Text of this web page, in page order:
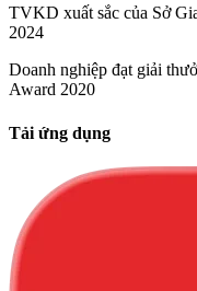
TVKD xuất sắc của Sở
2024
Doanh nghiệp đạt giải
Award 2020
Tải ứng dụng